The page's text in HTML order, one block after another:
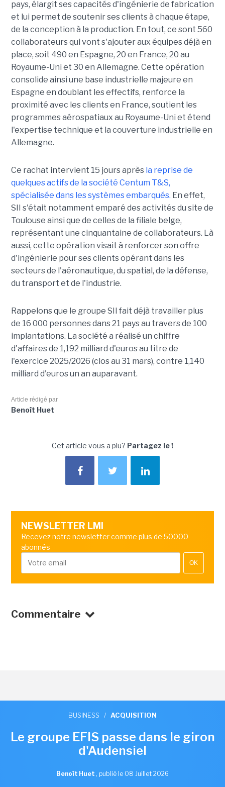
pays, élargit ses capacités d'ingénierie de fabrication
et lui permet de soutenir ses clients à chaque étape,
de la conception à la production. En tout, ce sont 560
collaborateurs qui vont s'ajouter aux équipes déjà en
place, soit 490 en Espagne, 20 en France, 20 au
Royaume-Uni et 30 en Allemagne. Cette opération
consolide ainsi une base industrielle majeure en
Espagne en doublant les effectifs, renforce la
proximité avec les clients en France, soutient les
programmes aérospatiaux au Royaume-Uni et étend
l'expertise technique et la couverture industrielle en
Allemagne.
Ce rachat intervient 15 jours après la reprise de
quelques actifs de la société Centum T&S,
spécialisée dans les systèmes embarqués. En effet,
SII s'était notamment emparé des activités du site de
Toulouse ainsi que de celles de la filiale belge,
représentant une cinquantaine de collaborateurs. Là
aussi, cette opération visait à renforcer son offre
d'ingénierie pour ses clients opérant dans les
secteurs de l'aéronautique, du spatial, de la défense,
du transport et de l'industrie.
Rappelons que le groupe SII fait déjà travailler plus
de 16 000 personnes dans 21 pays au travers de 100
implantations. La société a réalisé un chiffre
d'affaires de 1,192 milliard d'euros au titre de
l'exercice 2025/2026 (clos au 31 mars), contre 1,140
milliard d'euros un an auparavant.
Article rédigé par
Benoît Huet
Cet article vous a plu? Partagez le !
NEWSLETTER LMI
Recevez notre newsletter comme plus de 50000
abonnés
OK
Commentaire
BUSINESS / ACQUISITION
Le groupe EFIS passe dans le giron
d'Audensiel
Benoît Huet , publié le 08 Juillet 2026